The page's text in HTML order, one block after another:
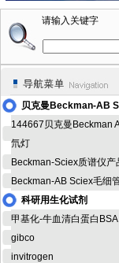
请输入关键字
贝克曼Beckman-AB
144667贝克曼Beckman
氘灯
Beckman-Sciex质谱仪产
Beckman-AB Sciex毛细
科研用生化试剂
甲基化-牛血清白蛋白BSA
gibco
invitrogen